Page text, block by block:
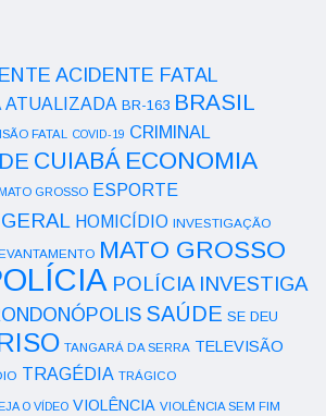
ACIDENTE FATAL
ATUALIZADA BR-163 BRASIL
FATAL COVID-19 CRIMINAL
CUIABÁ ECONOMIA
GROSSO ESPORTE
GERAL HOMICÍDIO INVESTIGAÇÃO
MATO GROSSO
POLÍCIA INVESTIGA
SAÚDE SE DEU
TANGARÁ DA SERRA TELEVISÃO
TRAGÉDIA TRÁGICO
O VÍDEO VIOLÊNCIA VIOLÊNCIA SEM FIM